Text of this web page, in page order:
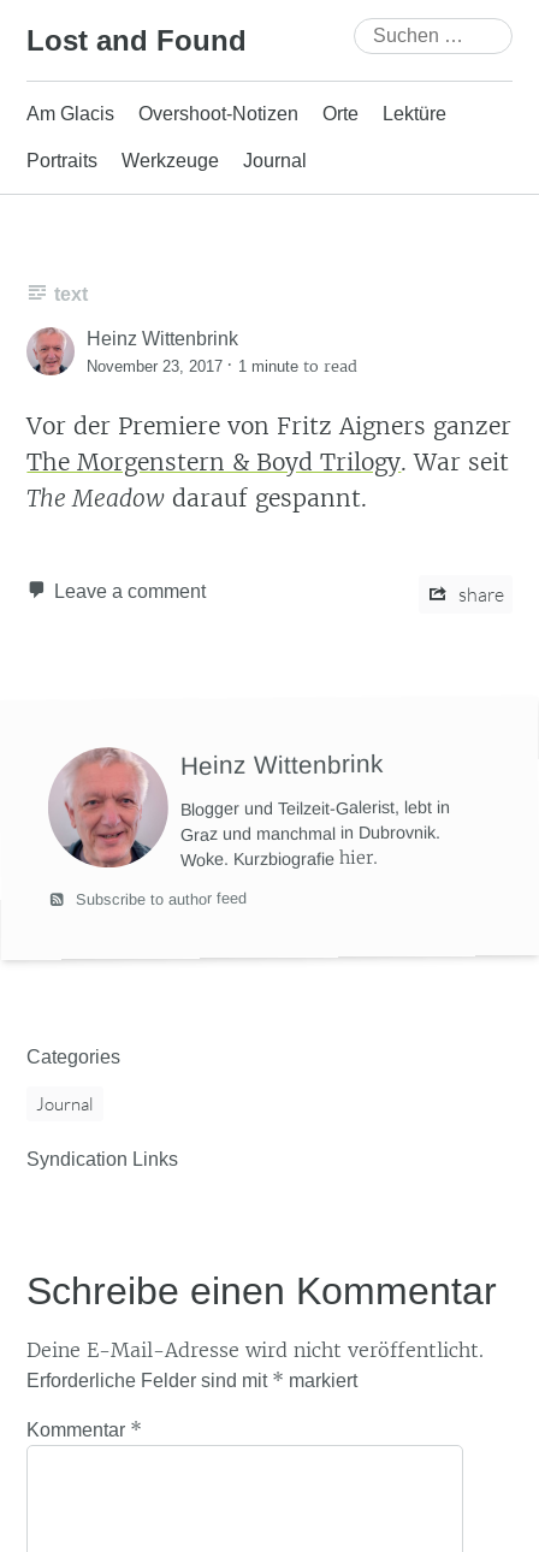
Lost and Found
Suchen
nach:
Am Glacis Overshoot-Notizen Orte Lektüre
Portraits Werkzeuge Journal
text
Heinz Wittenbrink
November 23, 2017 · 1 minute to read
Vor der Premiere von Fritz Aigners ganzer
The Morgenstern & Boyd Trilogy. War seit
The Meadow darauf gespannt.
Leave a comment share
Heinz Wittenbrink
Blogger und Teilzeit-Galerist, lebt in
Graz und manchmal in Dubrovnik.
Woke. Kurzbiografiehier.
Subscribe to author feed
Categories
Journal
Syndication Links
Schreibe einen Kommentar
Deine E-Mail-Adresse wird nicht veröffentlicht.
Erforderliche Felder sind mit * markiert
Kommentar *